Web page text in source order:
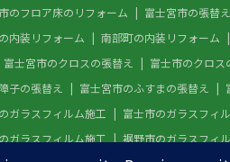
のフロア床のリフォーム 富士宮市の張替
内装リフォーム 南部町の内装リフォーム
富士宮市のクロスの張替え 富士市のクロス
子の張替え 富士宮市のふすまの張替え
ガラスフィルム施工 富士市のガラスフィ
ガラスフィルム施工 裾野市のガラスフィ